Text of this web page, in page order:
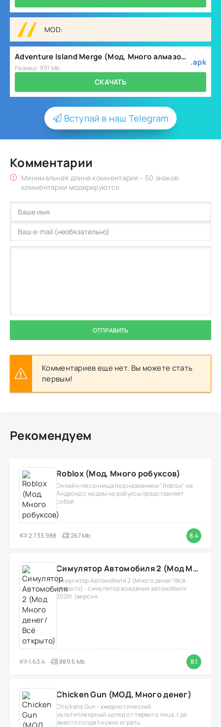
MOD:
Adventure Island Merge (Мод, Много алмазов) v1.0.116
Размер: 997 Mb
.apk
СКАЧАТЬ
Вступай в наш Telegram
Комментарии
Минимальная длина комментария - 50 знаков.
комментарии модерируются
ОТПРАВИТЬ
Комментариев еще нет. Вы можете стать
первым!
Рекомендуем
Roblox (Мод, Много робуксов)
Онлайн-песочница под названием "Roblox" на
Андроид с модом на робуксы представляет
собой
2.733.988 267 Mb 8.4
Симулятор Автомобиля 2 (Мод Много денег/Всё открыто)
Симулятор Автомобиля 2 (Много денег/Всё
открыто) - симулятор вождения автомобиля
2026! (версия
1.63.4 889.5 Mb 8.1
Chicken Gun (МОД, Много денег)
Chickens Gun - юмористический
мультиплеерный шутер от первого лица, где
вместо солдат нужно играть